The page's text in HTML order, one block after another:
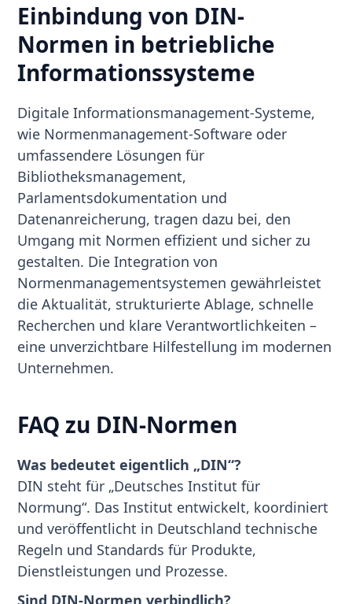
Einbindung von DIN-
Normen in betriebliche
Informationssysteme
Digitale Informationsmanagement-Systeme,
wie Normenmanagement-Software oder
umfassendere Lösungen für
Bibliotheksmanagement,
Parlamentsdokumentation und
Datenanreicherung, tragen dazu bei, den
Umgang mit Normen effizient und sicher zu
gestalten. Die Integration von
Normenmanagementsystemen gewährleistet
die Aktualität, strukturierte Ablage, schnelle
Recherchen und klare Verantwortlichkeiten –
eine unverzichtbare Hilfestellung im modernen
Unternehmen.
FAQ zu DIN-Normen
Was bedeutet eigentlich „DIN“?
DIN steht für „Deutsches Institut für
Normung“. Das Institut entwickelt, koordiniert
und veröffentlicht in Deutschland technische
Regeln und Standards für Produkte,
Dienstleistungen und Prozesse.
Sind DIN-Normen verbindlich?